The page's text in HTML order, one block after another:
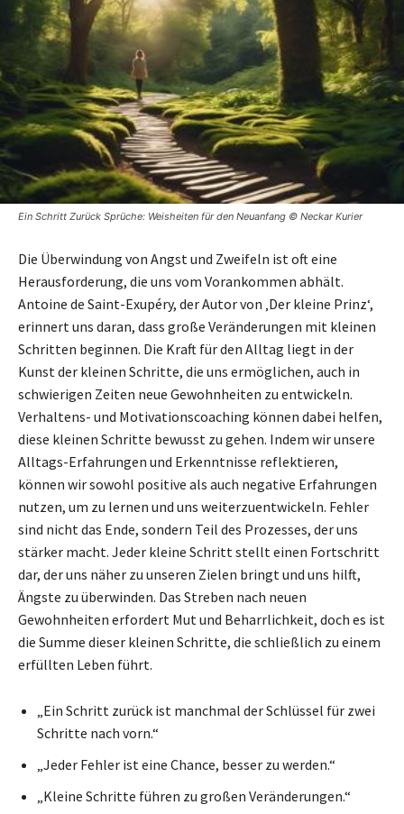
Ein Schritt Zurück Sprüche: Weisheiten für den Neuanfang © Neckar Kurier
Die Überwindung von Angst und Zweifeln ist oft eine
Herausforderung, die uns vom Vorankommen abhält.
Antoine de Saint-Exupéry, der Autor von ‚Der kleine Prinz‘,
erinnert uns daran, dass große Veränderungen mit kleinen
Schritten beginnen. Die Kraft für den Alltag liegt in der
Kunst der kleinen Schritte, die uns ermöglichen, auch in
schwierigen Zeiten neue Gewohnheiten zu entwickeln.
Verhaltens- und Motivationscoaching können dabei helfen,
diese kleinen Schritte bewusst zu gehen. Indem wir unsere
Alltags-Erfahrungen und Erkenntnisse reflektieren,
können wir sowohl positive als auch negative Erfahrungen
nutzen, um zu lernen und uns weiterzuentwickeln. Fehler
sind nicht das Ende, sondern Teil des Prozesses, der uns
stärker macht. Jeder kleine Schritt stellt einen Fortschritt
dar, der uns näher zu unseren Zielen bringt und uns hilft,
Ängste zu überwinden. Das Streben nach neuen
Gewohnheiten erfordert Mut und Beharrlichkeit, doch es ist
die Summe dieser kleinen Schritte, die schließlich zu einem
erfüllten Leben führt.
„Ein Schritt zurück ist manchmal der Schlüssel für zwei
Schritte nach vorn.“
„Jeder Fehler ist eine Chance, besser zu werden.“
„Kleine Schritte führen zu großen Veränderungen.“